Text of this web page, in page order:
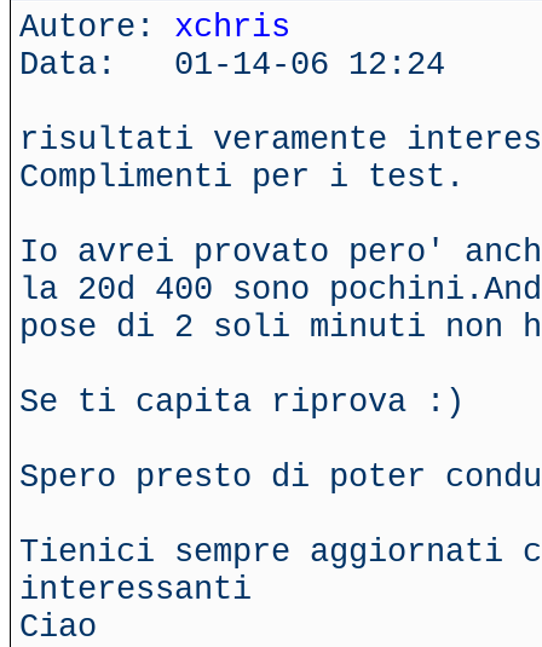
Autore: xchris
Data: 01-14-06 12:24
risultati veramente
Complimenti per i test.
Io avrei provato pero'
la 20d 400 sono
pose di 2 soli minuti non
Se ti capita riprova :)
Spero presto di poter
Tienici sempre aggiornati
interessanti
Ciao